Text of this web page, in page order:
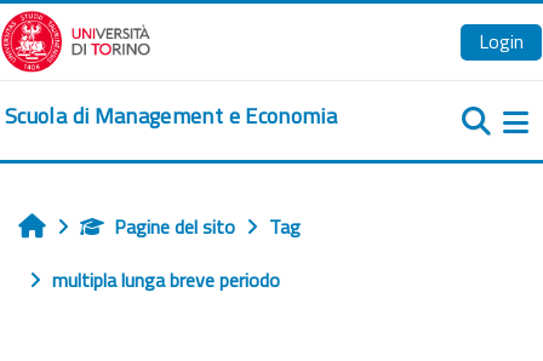
Vai al contenuto principale
Login
Scuola di Management e Economia
HomePagine del sito
Tag
multipla lunga breve periodo